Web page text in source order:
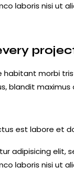
laboris nisi ut
habitant morbi
blandit
est labore et
adipisicing elit,
laboris nisi ut